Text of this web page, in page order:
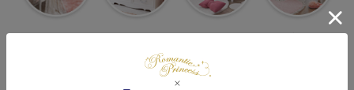
テレビボード